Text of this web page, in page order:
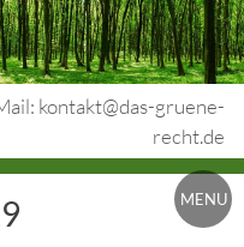
kontakt@das-gruene-
recht.de
MENU